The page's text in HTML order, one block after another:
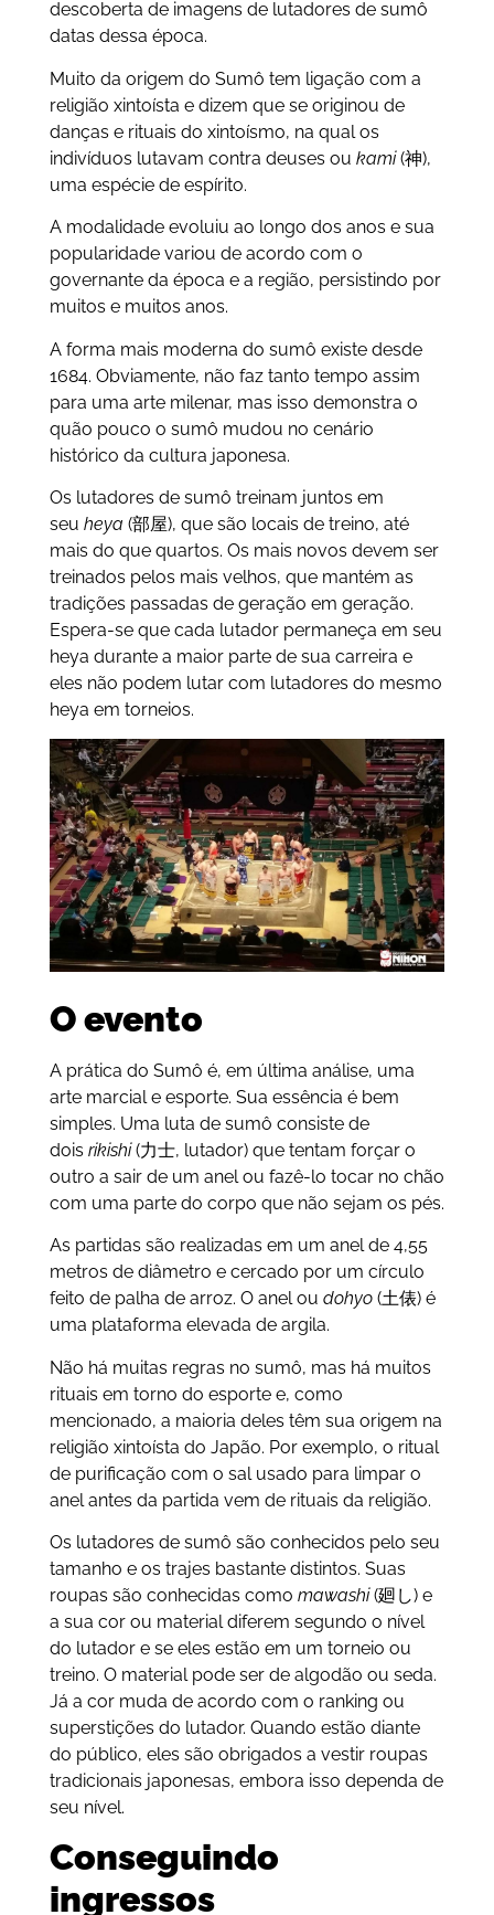
descoberta de imagens de lutadores de sumô
datas dessa época.
Muito da origem do Sumô tem ligação com a
religião xintoísta e dizem que se originou de
danças e rituais do xintoísmo, na qual os
indivíduos lutavam contra deuses ou kami(神),
uma espécie de espírito.
A modalidade evoluiu ao longo dos anos e sua
popularidade variou de acordo com o
governante da época e a região, persistindo por
muitos e muitos anos.
A forma mais moderna do sumô existe desde
1684. Obviamente, não faz tanto tempo assim
para uma arte milenar, mas isso demonstra o
quão pouco o sumô mudou no cenário
histórico da cultura japonesa.
Os lutadores de sumô treinam juntos em
seu heya (部屋), que são locais de treino, até
mais do que quartos. Os mais novos devem ser
treinados pelos mais velhos, que mantém as
tradições passadas de geração em geração.
Espera-se que cada lutador permaneça em seu
heya durante a maior parte de sua carreira e
eles não podem lutar com lutadores do mesmo
heya em torneios.
O evento
A prática do Sumô é, em última análise, uma
arte marcial e esporte. Sua essência é bem
simples. Uma luta de sumô consiste de
dois rikishi(力士, lutador) que tentam forçar o
outro a sair de um anel ou fazê-lo tocar no chão
com uma parte do corpo que não sejam os pés.
As partidas são realizadas em um anel de 4,55
metros de diâmetro e cercado por um círculo
feito de palha de arroz. O anel ou dohyo (土俵) é
uma plataforma elevada de argila.
Não há muitas regras no sumô, mas há muitos
rituais em torno do esporte e, como
mencionado, a maioria deles têm sua origem na
religião xintoísta do Japão. Por exemplo, o ritual
de purificação com o sal usado para limpar o
anel antes da partida vem de rituais da religião.
Os lutadores de sumô são conhecidos pelo seu
tamanho e os trajes bastante distintos. Suas
roupas são conhecidas como mawashi(廻し) e
a sua cor ou material diferem segundo o nível
do lutador e se eles estão em um torneio ou
treino. O material pode ser de algodão ou seda.
Já a cor muda de acordo com o ranking ou
superstições do lutador. Quando estão diante
do público, eles são obrigados a vestir roupas
tradicionais japonesas, embora isso dependa de
seu nível.
Conseguindo
ingressos